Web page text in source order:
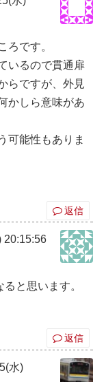
ろです。
いるので貫通扉
らですが、外見
かしら意味があ
可能性もありま
返信
20:15:56
と思います。
返信
水)